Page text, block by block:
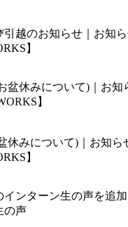
引越のお知らせ｜お知
】
休みについて)｜お知ら
】
の声